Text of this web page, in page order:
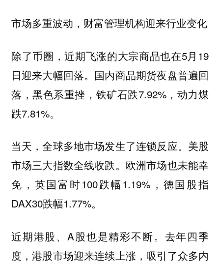
市场多重波动，财富管理机构迎来行业变化
除了币圈，近期飞涨的大宗商品也在5月19
日迎来大幅回落。国内商品期货夜盘普遍回
落，黑色系重挫，铁矿石跌7.92%，动力煤
跌7.81%。
当天，全球多地市场发生了连锁反应。美股
市场三大指数全线收跌。欧洲市场也未能幸
免，英国富时100跌幅1.19%，德国股指
DAX30跌幅1.77%。
近期港股、A股也是精彩不断。去年四季
度，港股市场迎来连续上涨，吸引了众多内